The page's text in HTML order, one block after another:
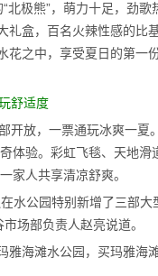
北极熊”，萌力十足，劲
礼盒，百名火辣性感的
花之中，享受夏日的第一
舒适度
开放，一票通玩冰爽一
体验。彩虹飞毯、天地
家人共享清凉舒爽。
水公园特别新增了三部
场部负责人赵亮说道。
雅海滩水公园，买玛雅海